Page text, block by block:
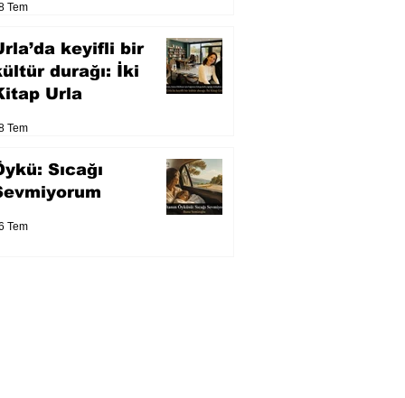
Tem
keyifli bir
durağı: İki
Urla
Tem
Sıcağı
Tem